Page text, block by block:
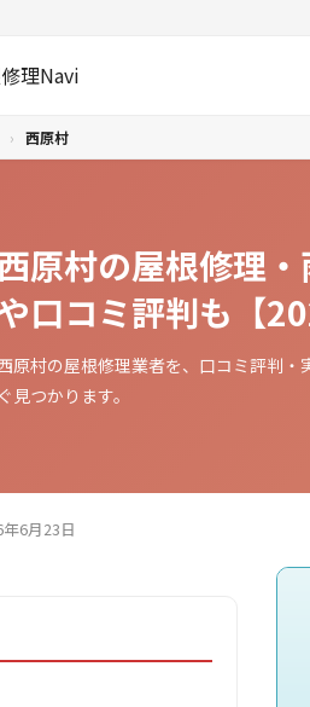
› 西原村
原村の屋根修理
口コミ評判も【
原村の屋根修理業者を、口コミ評判
ぐ見つかります。
6月23日